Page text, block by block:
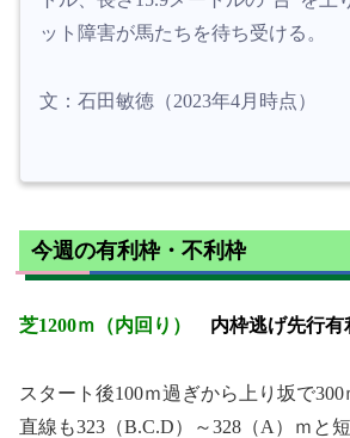
ット障害が馬たちを待ち受ける。
文：石田敏徳（2023年4月時点）
今週の有利枠・不利枠
芝1200ｍ（内回り） 内枠逃げ先行有
スタート後100ｍ過ぎから上り坂で300
直線も323（B.C.D）～328（A）ｍと